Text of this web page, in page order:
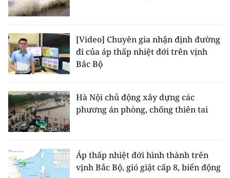
[Video] Chuyên gia nhận định đường
đi của áp thấp nhiệt đới trên vịnh
Bắc Bộ
Hà Nội chủ động xây dựng các
phương án phòng, chống thiên tai
Áp thấp nhiệt đới hình thành trên
vịnh Bắc Bộ, gió giật cấp 8, biển động